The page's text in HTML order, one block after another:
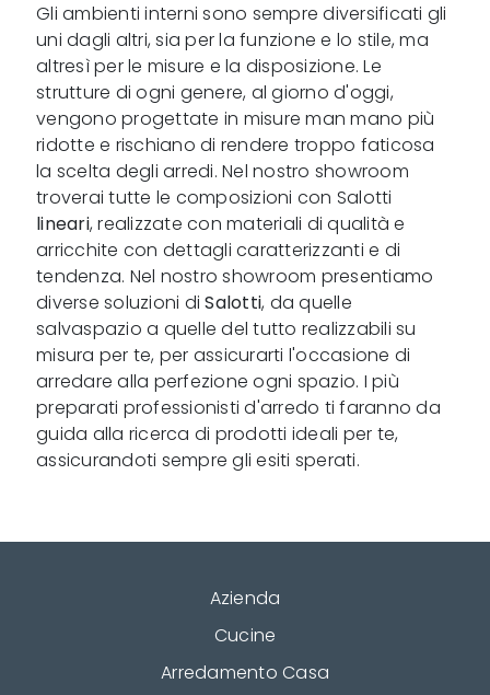
Gli ambienti interni sono sempre diversificati gli
uni dagli altri, sia per la funzione e lo stile, ma
altresì per le misure e la disposizione. Le
strutture di ogni genere, al giorno d'oggi,
vengono progettate in misure man mano più
ridotte e rischiano di rendere troppo faticosa
la scelta degli arredi. Nel nostro showroom
troverai tutte le composizioni con Salotti
lineari, realizzate con materiali di qualità e
arricchite con dettagli caratterizzanti e di
tendenza. Nel nostro showroom presentiamo
diverse soluzioni diSalotti, da quelle
salvaspazio a quelle del tutto realizzabili su
misura per te, per assicurarti l'occasione di
arredare alla perfezione ogni spazio. I più
preparati professionisti d'arredo ti faranno da
guida alla ricerca di prodotti ideali per te,
assicurandoti sempre gli esiti sperati.
Azienda
Cucine
Arredamento Casa